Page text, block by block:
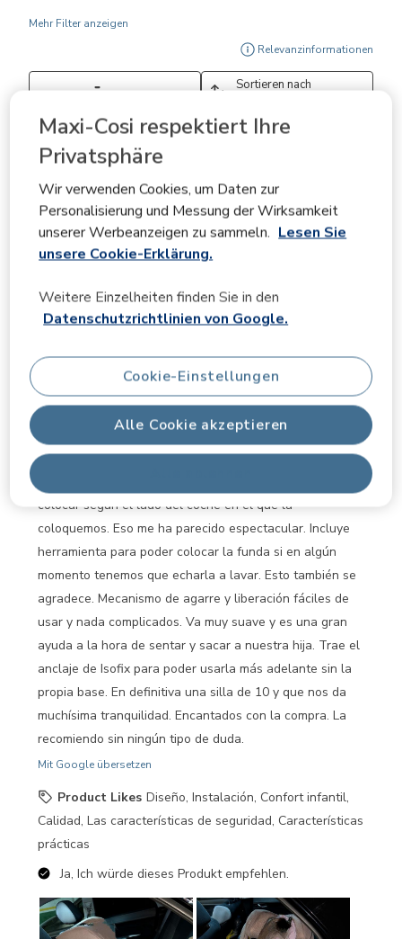
Maxi-Cosi respektiert Ihre
Privatsphäre
Wir verwenden Cookies, um Daten zur
Personalisierung und Messung der Wirksamkeit
unserer Werbeanzeigen zu sammeln. Lesen Sie
unsere Cookie-Erklärung.
Weitere Einzelheiten finden Sie in den
Datenschutzrichtlinien von Google.
Alle Cookie akzeptieren
Cookie-Einstellungen
Mehr Filter anzeigen
Relevanzinformationen
Sortieren nach
von
Bewertungen.
1– 3 von 45
5 von 5 Sternen.
Calidad y comodidad por igual
Pixelomano
vor 5 Monaten
Nada más sacar de la caja la silla, el tacto que tiene ya
muestra que es de calidad y cómoda. Materiales
mullidos y que se adaptan muy bien a nuestra hija.
Queda bien sujeta, no es nada áspero, no tiene ningún
borde o zona que pueda ser peligrosa ni nada. Fácil de
colocar según el lado del coche en el que la
coloquemos. Eso me ha parecido espectacular. Incluye
herramienta para poder colocar la funda si en algún
momento tenemos que echarla a lavar. Esto también se
agradece. Mecanismo de agarre y liberación fáciles de
usar y nada complicados. Va muy suave y es una gran
ayuda a la hora de sentar y sacar a nuestra hija. Trae el
anclaje de Isofix para poder usarla más adelante sin la
propia base. En definitiva una silla de 10 y que nos da
muchísima tranquilidad. Encantados con la compra. La
recomiendo sin ningún tipo de duda.
Mit Google übersetzen
Product Likes Diseño, Instalación, Confort infantil,
Calidad, Las características de seguridad, Características
prácticas
Ja, Ich würde dieses Produkt empfehlen.